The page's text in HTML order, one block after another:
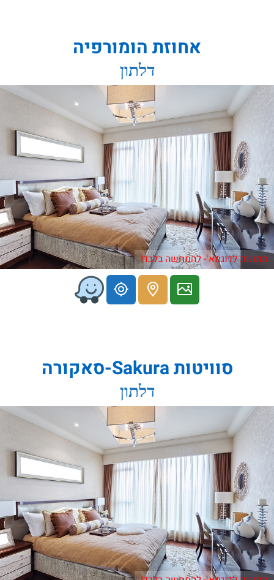
אחוזת הומורפיה
דלתון
תמונות לדוגמא - להמחשה בלבד!
סוויטות Sakura-סאקורה
דלתון